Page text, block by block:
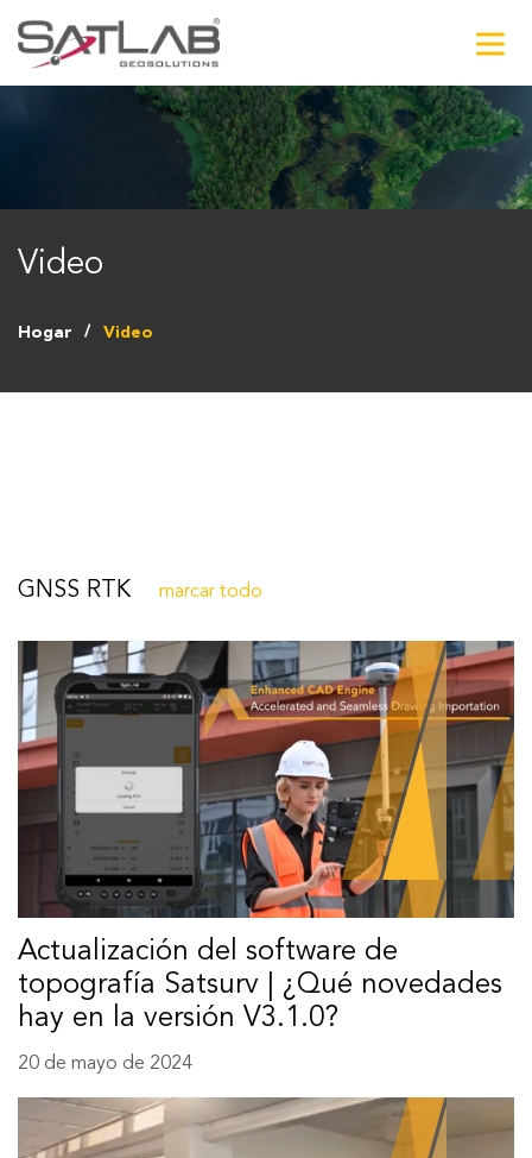
Video
Hogar Video
GNSS RTK marcar todo
Actualización del software de
topografía Satsurv | ¿Qué novedades
hay en la versión V3.1.0?
20 de mayo de 2024